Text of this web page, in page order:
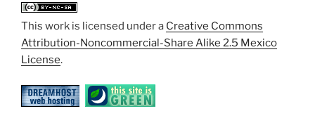
This work is licensed under a Creative Commons
Attribution-Noncommercial-Share Alike 2.5 Mexico
License.